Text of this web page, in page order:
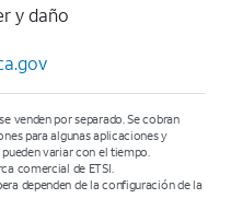
y daño
venden por separado. Se cobran
para algunas aplicaciones y
variar con el tiempo.
comercial de ETSI.
dependen de la configuración de la